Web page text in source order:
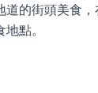
道的街頭美食
點。